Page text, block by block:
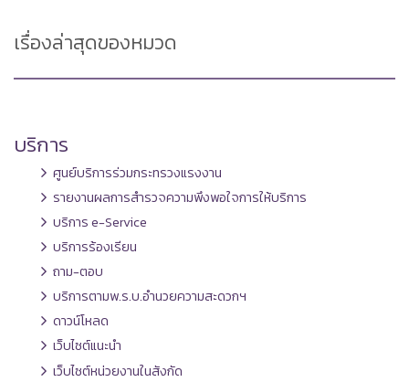
เรื่องล่าสุดของหมวด
บริการ
ศูนย์บริการร่วมกระทรวงแรงงาน
รายงานผลการสำรวจความพึงพอใจการให้บริการ
บริการ e-Service
บริการร้องเรียน
ถาม-ตอบ
บริการตามพ.ร.บ.อำนวยความสะดวกฯ
ดาวน์โหลด
เว็บไซต์แนะนำ
เว็บไซต์หน่วยงานในสังกัด